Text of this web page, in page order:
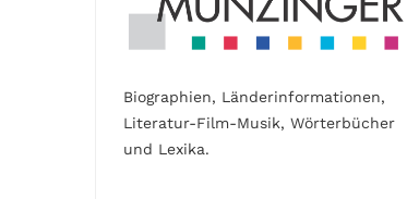
Biographien, Länderinformationen,
Literatur-Film-Musik, Wörterbücher
und Lexika.